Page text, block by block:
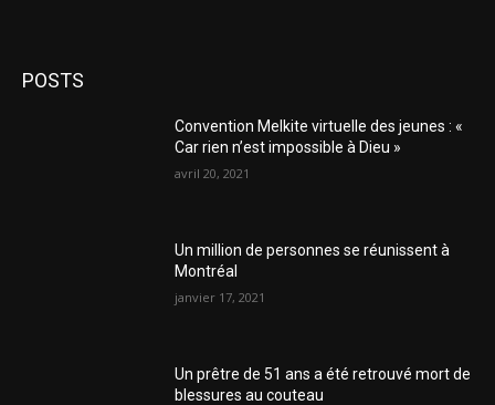
POSTS
Convention Melkite virtuelle des jeunes : «
Car rien n’est impossible à Dieu »
avril 20, 2021
Un million de personnes se réunissent à
Montréal
janvier 17, 2021
Un prêtre de 51 ans a été retrouvé mort de
blessures au couteau